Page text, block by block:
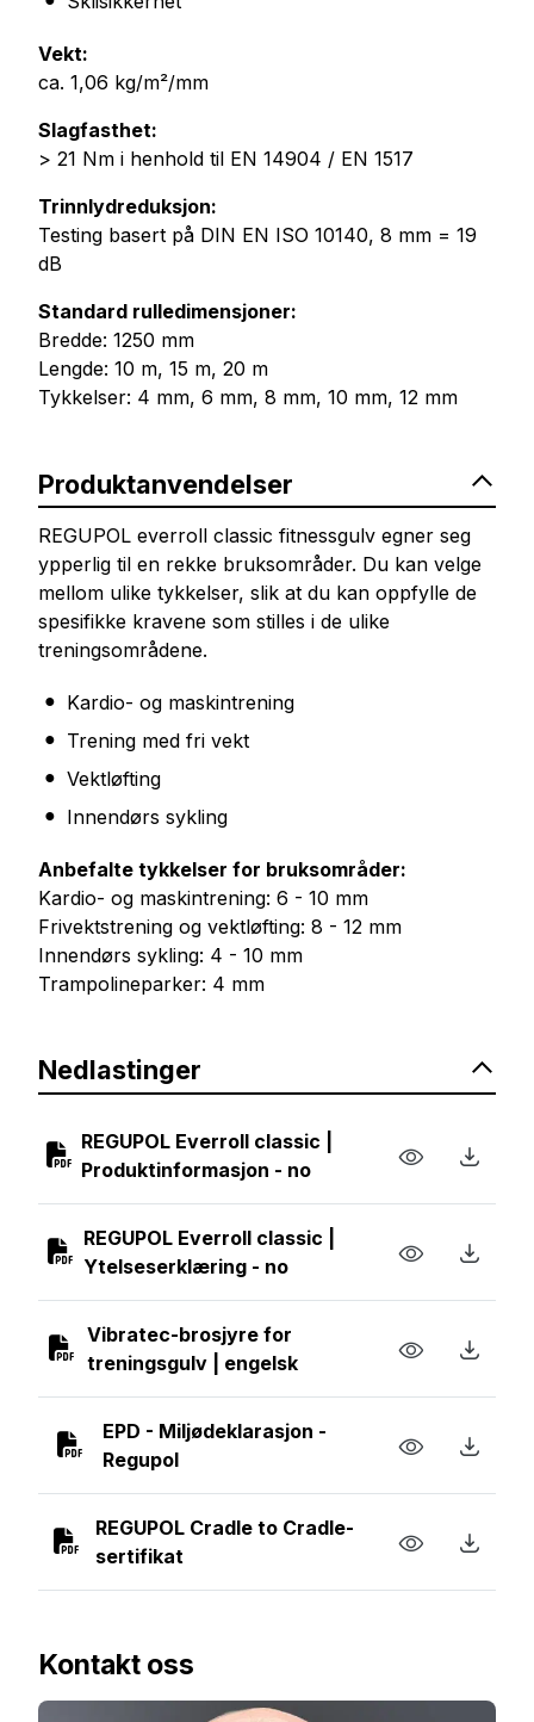
Vekt:
ca. 1,06 kg/m²/mm
Slagfasthet:
> 21 Nm i henhold til EN 14904 / EN 1517
Trinnlydreduksjon:
Testing basert på DIN EN ISO 10140, 8 mm = 19
dB
Standard rulledimensjoner:
Bredde: 1250 mm
Lengde: 10 m, 15 m, 20 m
Tykkelser: 4 mm, 6 mm, 8 mm, 10 mm, 12 mm
Produktanvendelser
REGUPOL everroll classic fitnessgulv egner seg
ypperlig til en rekke bruksområder. Du kan velge
mellom ulike tykkelser, slik at du kan oppfylle de
spesifikke kravene som stilles i de ulike
treningsområdene.
Kardio- og maskintrening
Trening med fri vekt
Vektløfting
Innendørs sykling
Anbefalte tykkelser for bruksområder:
Kardio- og maskintrening: 6 - 10 mm
Frivektstrening og vektløfting: 8 - 12 mm
Innendørs sykling: 4 - 10 mm
Trampolineparker: 4 mm
Nedlastinger
REGUPOL Everroll classic |
Produktinformasjon - no
REGUPOL Everroll classic |
Ytelseserklæring - no
Vibratec-brosjyre for
treningsgulv | engelsk
EPD - Miljødeklarasjon -
Regupol
REGUPOL Cradle to Cradle-
sertifikat
Kontakt oss